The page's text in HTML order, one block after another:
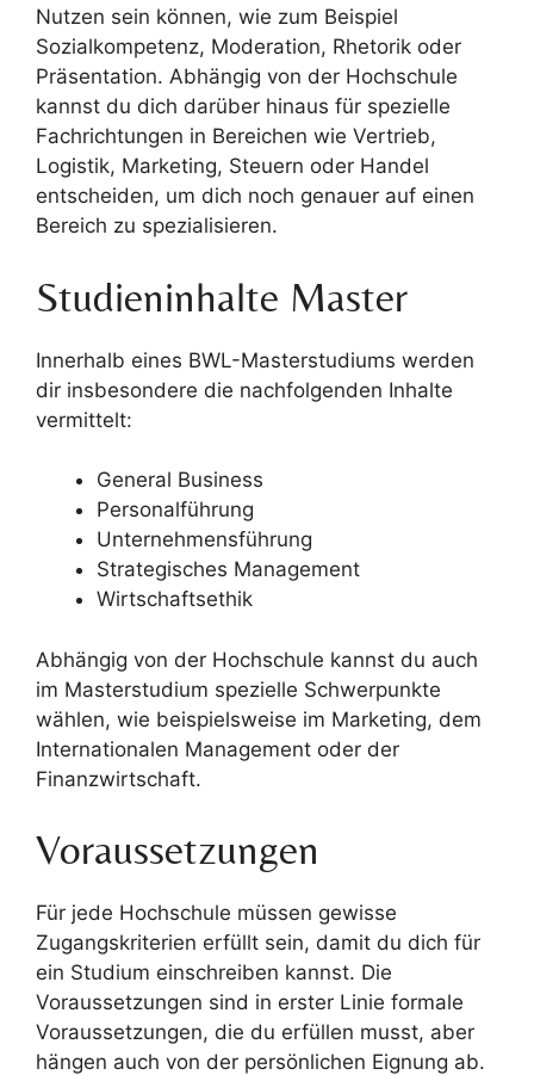
Nutzen sein können, wie zum Beispiel
Sozialkompetenz, Moderation, Rhetorik oder
Präsentation. Abhängig von der Hochschule
kannst du dich darüber hinaus für spezielle
Fachrichtungen in Bereichen wie Vertrieb,
Logistik, Marketing, Steuern oder Handel
entscheiden, um dich noch genauer auf einen
Bereich zu spezialisieren.
Studieninhalte Master
Innerhalb eines BWL-Masterstudiums werden
dir insbesondere die nachfolgenden Inhalte
vermittelt:
General Business
Personalführung
Unternehmensführung
Strategisches Management
Wirtschaftsethik
Abhängig von der Hochschule kannst du auch
im Masterstudium spezielle Schwerpunkte
wählen, wie beispielsweise im Marketing, dem
Internationalen Management oder der
Finanzwirtschaft.
Voraussetzungen
Für jede Hochschule müssen gewisse
Zugangskriterien erfüllt sein, damit du dich für
ein Studium einschreiben kannst. Die
Voraussetzungen sind in erster Linie formale
Voraussetzungen, die du erfüllen musst, aber
hängen auch von der persönlichen Eignung ab.